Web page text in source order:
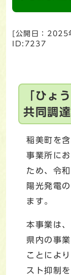
[公開日： 2025
ID:7237
「ひょ
共同調
稲美町を
事業所に
ため、令
陽光発電
ます。
本事業は
県内の事
ことによ
スト抑制